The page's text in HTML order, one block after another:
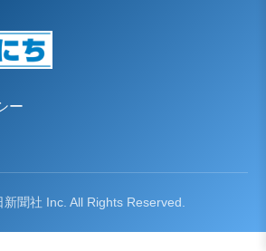
ー
聞社 Inc. All Rights Reserved.